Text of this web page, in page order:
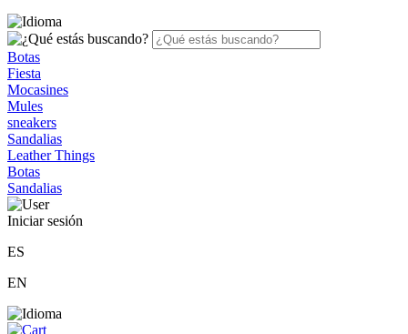
Botas
Fiesta
Mocasines
Mules
sneakers
Sandalias
Leather Things
Botas
Sandalias
Iniciar sesión
ES
EN